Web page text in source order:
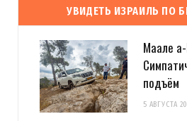
УВИДЕТЬ ИЗРАИЛЬ ПО
Маале
подъём
5 АВГУСТА